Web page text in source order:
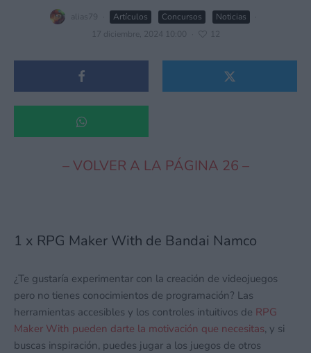
alias79 Artículos Concursos Noticias
17 diciembre, 2024 10:00
12
– VOLVER A LA PÁGINA 26 –
1 x RPG Maker With de Bandai Namco
¿Te gustaría experimentar con la creación de videojuegos
pero no tienes conocimientos de programación? Las
herramientas accesibles y los controles intuitivos de RPG
Maker With pueden darte la motivación que necesitas, y si
buscas inspiración, puedes jugar a los juegos de otros